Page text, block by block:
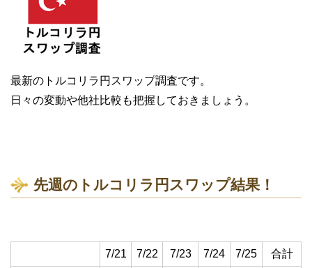
最新のトルコリラ円スワップ調査です。
日々の変動や他社比較も把握しておきましょう。
先週のトルコリラ円スワップ結果！
7/21 7/22 7/23 7/24 7/25 合計